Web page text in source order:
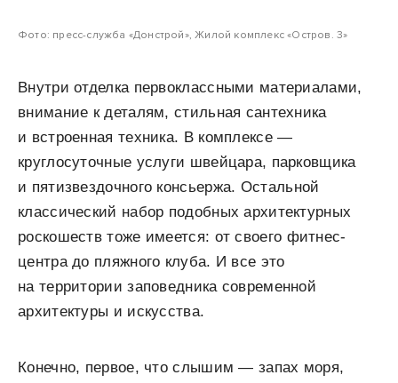
Фото: пресс-служба «Донстрой», Жилой комплекс «Остров. 3»
Внутри отделка первоклассными материалами,
внимание к деталям, стильная сантехника
и встроенная техника. В комплексе —
круглосуточные услуги швейцара, парковщика
и пятизвездочного консьержа. Остальной
классический набор подобных архитектурных
роскошеств тоже имеется: от своего фитнес-
центра до пляжного клуба. И все это
на территории заповедника современной
архитектуры и искусства.
Конечно, первое, что слышим — запах моря,